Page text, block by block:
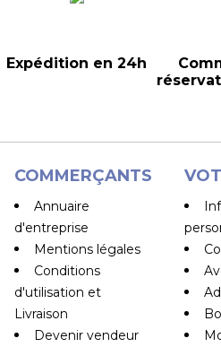
Expédition en 24h
COMMERÇANTS
Annuaire
d'entreprise
Mentions légales
Conditions
d'utilisation et
Livraison
Devenir vendeur